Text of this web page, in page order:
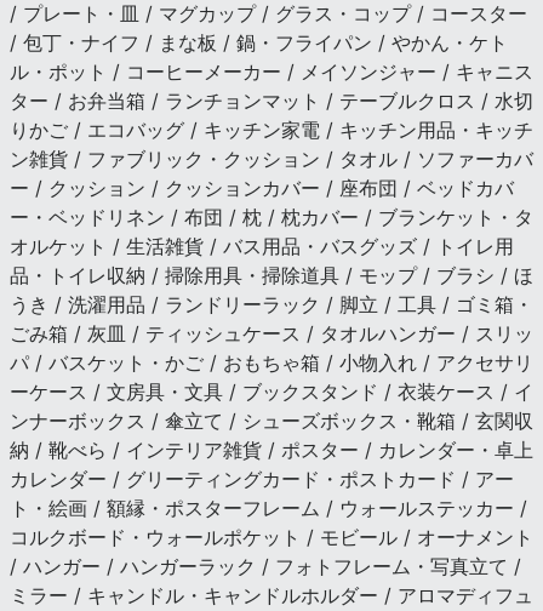
/ プレート・皿 / マグカップ / グラス・コップ / コースター
/ 包丁・ナイフ / まな板 / 鍋・フライパン / やかん・ケト
ル・ポット / コーヒーメーカー / メイソンジャー / キャニス
ター / お弁当箱 / ランチョンマット / テーブルクロス / 水切
りかご / エコバッグ / キッチン家電 / キッチン用品・キッチ
ン雑貨 / ファブリック・クッション / タオル / ソファーカバ
ー / クッション / クッションカバー / 座布団 / ベッドカバ
ー・ベッドリネン / 布団 / 枕 / 枕カバー / ブランケット・タ
オルケット / 生活雑貨 / バス用品・バスグッズ / トイレ用
品・トイレ収納 / 掃除用具・掃除道具 / モップ / ブラシ / ほ
うき / 洗濯用品 / ランドリーラック / 脚立 / 工具 / ゴミ箱・
ごみ箱 / 灰皿 / ティッシュケース / タオルハンガー / スリッ
パ / バスケット・かご / おもちゃ箱 / 小物入れ / アクセサリ
ーケース / 文房具・文具 / ブックスタンド / 衣装ケース / イ
ンナーボックス / 傘立て / シューズボックス・靴箱 / 玄関収
納 / 靴べら / インテリア雑貨 / ポスター / カレンダー・卓上
カレンダー / グリーティングカード・ポストカード / アー
ト・絵画 / 額縁・ポスターフレーム / ウォールステッカー /
コルクボード・ウォールポケット / モビール / オーナメント
/ ハンガー / ハンガーラック / フォトフレーム・写真立て /
ミラー / キャンドル・キャンドルホルダー / アロマディフュ